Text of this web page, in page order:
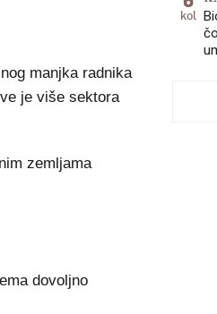
manjka radnika
je više sektora
zemljama
dovoljno
kol